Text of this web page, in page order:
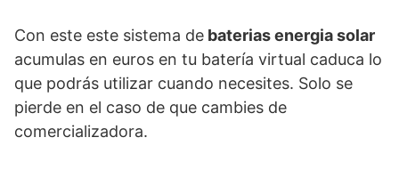
Con este este sistema de baterias energia solar
acumulas en euros en tu batería virtual caduca lo
que podrás utilizar cuando necesites. Solo se
pierde en el caso de que cambies de
comercializadora.